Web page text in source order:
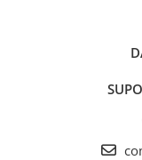
Carti de colorat